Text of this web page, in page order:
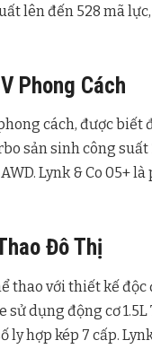
lên đến 528 mã
Phong Cách
cách, được
sản sinh công
Lynk & Co 05+
Đô Thị
thao với thiết kế
dụng động cơ
ly hợp kép 7 cấp.